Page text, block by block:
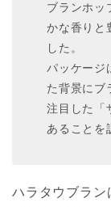
ブランホッ
かな香りと
した。
パッケージ
た背景にブ
注目した「
あることを
ハラタウブラン